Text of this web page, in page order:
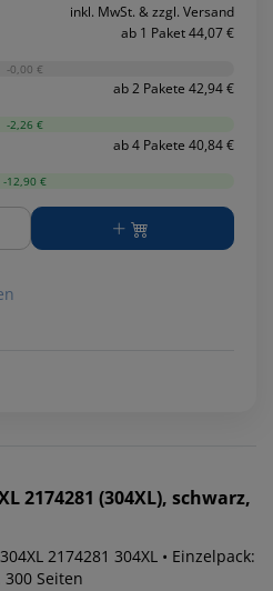
inkl. MwSt. & zzgl. Versand
ab 1 Paket 44,07 €
-0,00 €
ab 2 Pakete 42,94 €
-2,26 €
ab 4 Pakete 40,84 €
-12,90 €
2174281 (304XL), schwarz,
2174281 304XL • Einzelpack:
Seiten